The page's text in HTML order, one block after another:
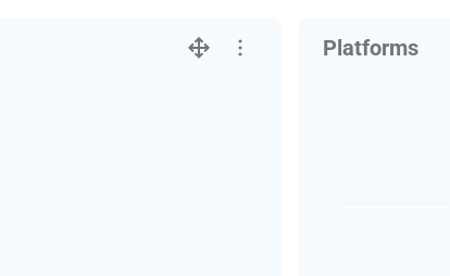
Platforms